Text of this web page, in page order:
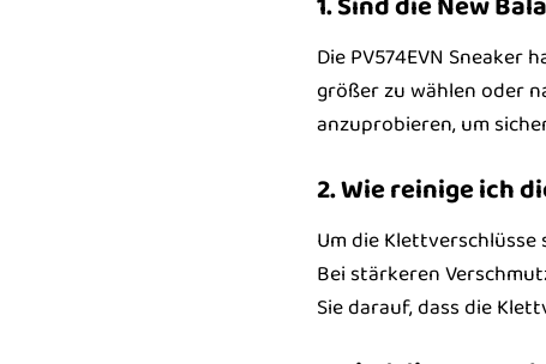
Die PV574EVN
größer zu wählen oder
anzuprobieren, um
2. Wie reinige ich
Um die
Bei stärkeren
Sie darauf, dass die